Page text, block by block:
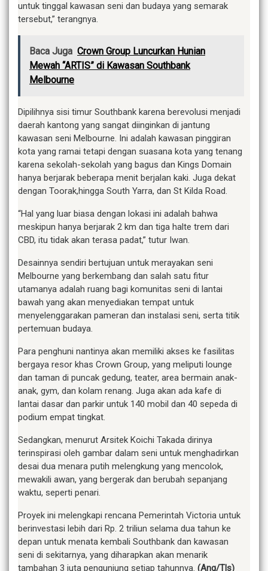
untuk tinggal kawasan seni dan budaya yang semarak
tersebut,” terangnya.
Baca Juga Crown Group Luncurkan Hunian
Mewah “ARTIS” di Kawasan Southbank
Melbourne
Dipilihnya sisi timur Southbank karena berevolusi menjadi
daerah kantong yang sangat diinginkan di jantung
kawasan seni Melbourne. Ini adalah kawasan pinggiran
kota yang ramai tetapi dengan suasana kota yang tenang
karena sekolah-sekolah yang bagus dan Kings Domain
hanya berjarak beberapa menit berjalan kaki. Juga dekat
dengan Toorak,hingga South Yarra, dan St Kilda Road.
“Hal yang luar biasa dengan lokasi ini adalah bahwa
meskipun hanya berjarak 2 km dan tiga halte trem dari
CBD, itu tidak akan terasa padat,” tutur Iwan.
Desainnya sendiri bertujuan untuk merayakan seni
Melbourne yang berkembang dan salah satu fitur
utamanya adalah ruang bagi komunitas seni di lantai
bawah yang akan menyediakan tempat untuk
menyelenggarakan pameran dan instalasi seni, serta titik
pertemuan budaya.
Para penghuni nantinya akan memiliki akses ke fasilitas
bergaya resor khas Crown Group, yang meliputi lounge
dan taman di puncak gedung, teater, area bermain anak-
anak, gym, dan kolam renang. Juga akan ada kafe di
lantai dasar dan parkir untuk 140 mobil dan 40 sepeda di
podium empat tingkat.
Sedangkan, menurut Arsitek Koichi Takada dirinya
terinspirasi oleh gambar dalam seni untuk menghadirkan
desai dua menara putih melengkung yang mencolok,
mewakili awan, yang bergerak dan berubah sepanjang
waktu, seperti penari.
Proyek ini melengkapi rencana Pemerintah Victoria untuk
berinvestasi lebih dari Rp. 2 triliun selama dua tahun ke
depan untuk menata kembali Southbank dan kawasan
seni di sekitarnya, yang diharapkan akan menarik
tambahan 3 juta pengunjung setiap tahunnya. (Ang/Tls)